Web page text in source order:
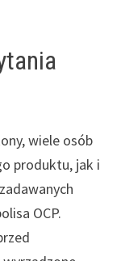
wiele osób
produktu, jak i
OCP.